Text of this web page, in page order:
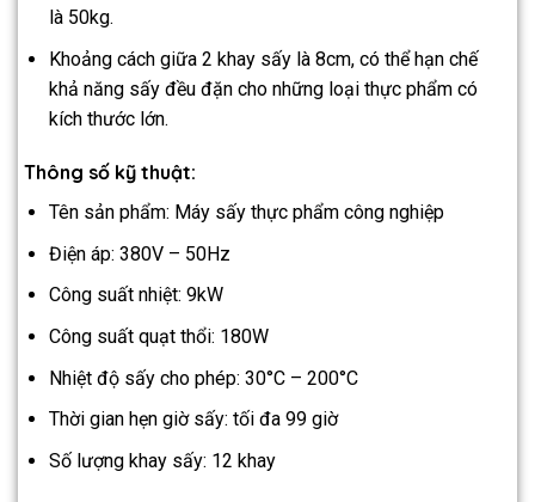
là 50kg.
Khoảng cách giữa 2 khay sấy là 8cm, có thể hạn chế
khả năng sấy đều đặn cho những loại thực phẩm có
kích thước lớn.
Thông số kỹ thuật:
Tên sản phẩm: Máy sấy thực phẩm công nghiệp
Điện áp: 380V – 50Hz
Công suất nhiệt: 9kW
Công suất quạt thổi: 180W
Nhiệt độ sấy cho phép: 30°C – 200°C
Thời gian hẹn giờ sấy: tối đa 99 giờ
Số lượng khay sấy: 12 khay